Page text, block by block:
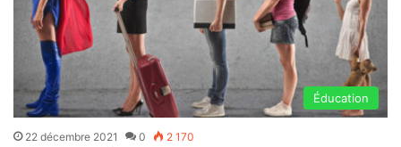
Éducation
22 décembre 2021 0 2 170